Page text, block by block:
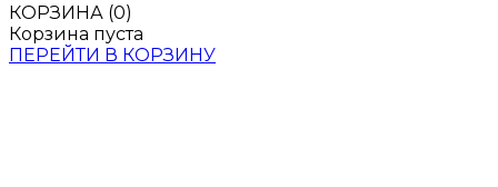
КОРЗИНА (0)
Корзина пуста
ПЕРЕЙТИ В КОРЗИНУ